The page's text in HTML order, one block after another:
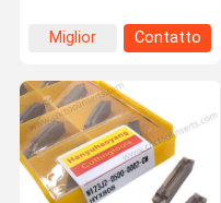
Miglior
Contatto